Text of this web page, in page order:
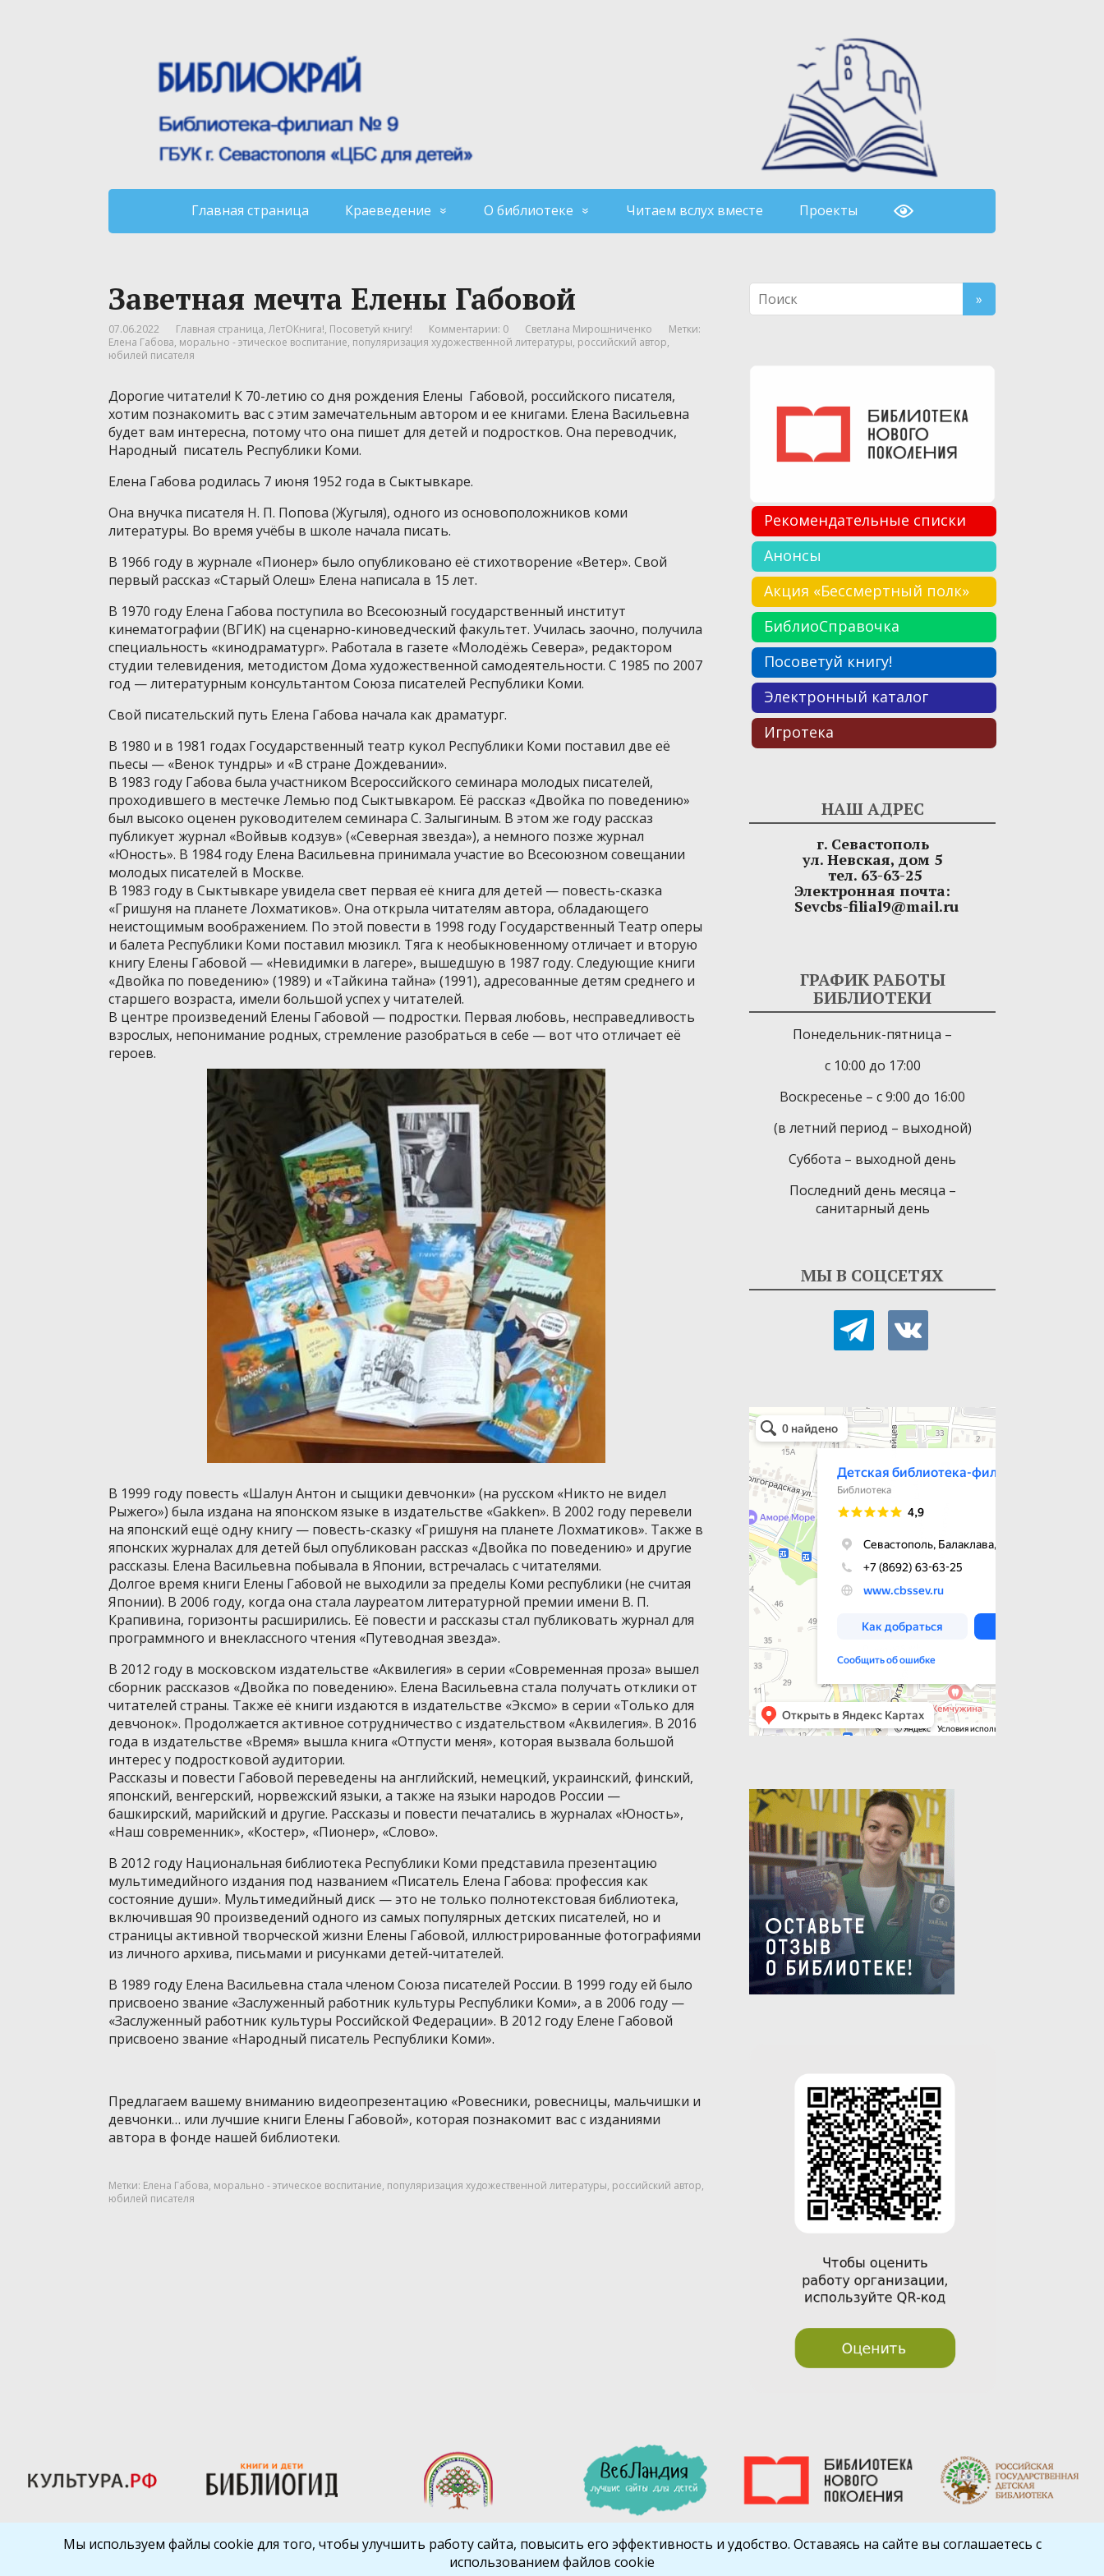
Главная страница Краеведение О библиотеке Читаем вслух вместе Проекты
Заветная мечта Елены Габовой
07.06.2022 Главная страница,ЛетОКнига!, Посоветуй книгу! Комментарии: 0 Светлана Мирошниченко
Метки:
Елена Габова, морально - этическое воспитание, популяризация художественной литературы, российский автор,
юбилей писателя
Дорогие читатели! К 70-летию со дня рождения Елены Габовой, российского писателя,
хотим познакомить вас с этим замечательным автором и ее книгами. Елена Васильевна
будет вам интересна, потому что она пишет для детей и подростков. Она переводчик,
Народный писатель Республики Коми.
Елена Габова родилась 7 июня 1952 года в Сыктывкаре.
Она внучка писателя Н. П. Попова (Жугыля), одного из основоположников коми
литературы. Во время учёбы в школе начала писать.
В 1966 году в журнале «Пионер» было опубликовано её стихотворение «Ветер». Свой
первый рассказ «Старый Олеш» Елена написала в 15 лет.
В 1970 году Елена Габова поступила во Всесоюзный государственный институт
кинематографии (ВГИК) на сценарно-киноведческий факультет. Училась заочно, получила
специальность «кинодраматург». Работала в газете «Молодёжь Севера», редактором
студии телевидения, методистом Дома художественной самодеятельности. С 1985 по 2007
год — литературным консультантом Союза писателей Республики Коми.
Cвой писательский путь Елена Габова начала как драматург.
В 1980 и в 1981 годах Государственный театр кукол Республики Коми поставил две её
пьесы — «Венок тундры» и «В стране Дождевании».
В 1983 году Габова была участником Всероссийского семинара молодых писателей,
проходившего в местечке Лемью под Сыктывкаром. Её рассказ «Двойка по поведению»
был высоко оценен руководителем семинара С. Залыгиным. В этом же году рассказ
публикует журнал «Войвыв кодзув» («Северная звезда»), а немного позже журнал
«Юность». В 1984 году Елена Васильевна принимала участие во Всесоюзном совещании
молодых писателей в Москве.
В 1983 году в Сыктывкаре увидела свет первая её книга для детей — повесть-сказка
«Гришуня на планете Лохматиков». Она открыла читателям автора, обладающего
неистощимым воображением. По этой повести в 1998 году Государственный Театр оперы
и балета Республики Коми поставил мюзикл. Тяга к необыкновенному отличает и вторую
книгу Елены Габовой — «Невидимки в лагере», вышедшую в 1987 году. Следующие книги
«Двойка по поведению» (1989) и «Тайкина тайна» (1991), адресованные детям среднего и
старшего возраста, имели большой успех у читателей.
В центре произведений Елены Габовой — подростки. Первая любовь, несправедливость
взрослых, непонимание родных, стремление разобраться в себе — вот что отличает её
героев.
В 1999 году повесть «Шалун Антон и сыщики девчонки» (на русском «Никто не видел
Рыжего») была издана на японском языке в издательстве «Gakken». В 2002 году перевели
на японский ещё одну книгу — повесть-сказку «Гришуня на планете Лохматиков». Также в
японских журналах для детей был опубликован рассказ «Двойка по поведению» и другие
рассказы. Елена Васильевна побывала в Японии, встречалась с читателями.
Долгое время книги Елены Габовой не выходили за пределы Коми республики (не считая
Японии). В 2006 году, когда она стала лауреатом литературной премии имени В. П.
Крапивина, горизонты расширились. Её повести и рассказы стал публиковать журнал для
программного и внеклассного чтения «Путеводная звезда».
В 2012 году в московском издательстве «Аквилегия» в серии «Современная проза» вышел
сборник рассказов «Двойка по поведению». Елена Васильевна стала получать отклики от
читателей страны. Также её книги издаются в издательстве «Эксмо» в серии «Только для
девчонок». Продолжается активное сотрудничество с издательством «Аквилегия». В 2016
года в издательстве «Время» вышла книга «Отпусти меня», которая вызвала большой
интерес у подростковой аудитории.
Рассказы и повести Габовой переведены на английский, немецкий, украинский, финский,
японский, венгерский, норвежский языки, а также на языки народов России —
башкирский, марийский и другие. Рассказы и повести печатались в журналах «Юность»,
«Наш современник», «Костер», «Пионер», «Слово».
В 2012 году Национальная библиотека Республики Коми представила презентацию
мультимедийного издания под названием «Писатель Елена Габова: профессия как
состояние души». Мультимедийный диск — это не только полнотекстовая библиотека,
включившая 90 произведений одного из самых популярных детских писателей, но и
страницы активной творческой жизни Елены Габовой, иллюстрированные фотографиями
из личного архива, письмами и рисунками детей-читателей.
В 1989 году Елена Васильевна стала членом Союза писателей России. В 1999 году ей было
присвоено звание «Заслуженный работник культуры Республики Коми», а в 2006 году —
«Заслуженный работник культуры Российской Федерации». В 2012 году Елене Габовой
присвоено звание «Народный писатель Республики Коми».
Предлагаем вашему вниманию видеопрезентацию «Ровесники, ровесницы, мальчишки и
девчонки… или лучшие книги Елены Габовой», которая познакомит вас с изданиями
автора в фонде нашей библиотеки.
Метки: Елена Габова, морально - этическое воспитание, популяризация художественной литературы, российский автор,
юбилей писателя
Рекомендательные списки
Анонсы
Акция «Бессмертный полк»
БиблиоСправочка
Посоветуй книгу!
Электронный каталог
Игротека
НАШ АДРЕС
г. Севастополь
ул. Невская, дом 5
тел. 63-63-25
Электронная почта:
Sevcbs-filial9@mail.ru
ГРАФИК РАБОТЫ
БИБЛИОТЕКИ
Понедельник-пятница –
с 10:00 до 17:00
Воскресенье – с 9:00 до 16:00
(в летний период – выходной)
Суббота – выходной день
Последний день месяца –
санитарный день
МЫ В СОЦСЕТЯХ
telegram vkontakte
Детская библиотека-филиал № 9
Библиотека в Севастополе
Библиокрай
Мы используем файлы cookie для того, чтобы улучшить работу сайта, повысить его эффективность и удобство. Оставаясь на сайте вы соглашаетесь с
использованием файлов cookie